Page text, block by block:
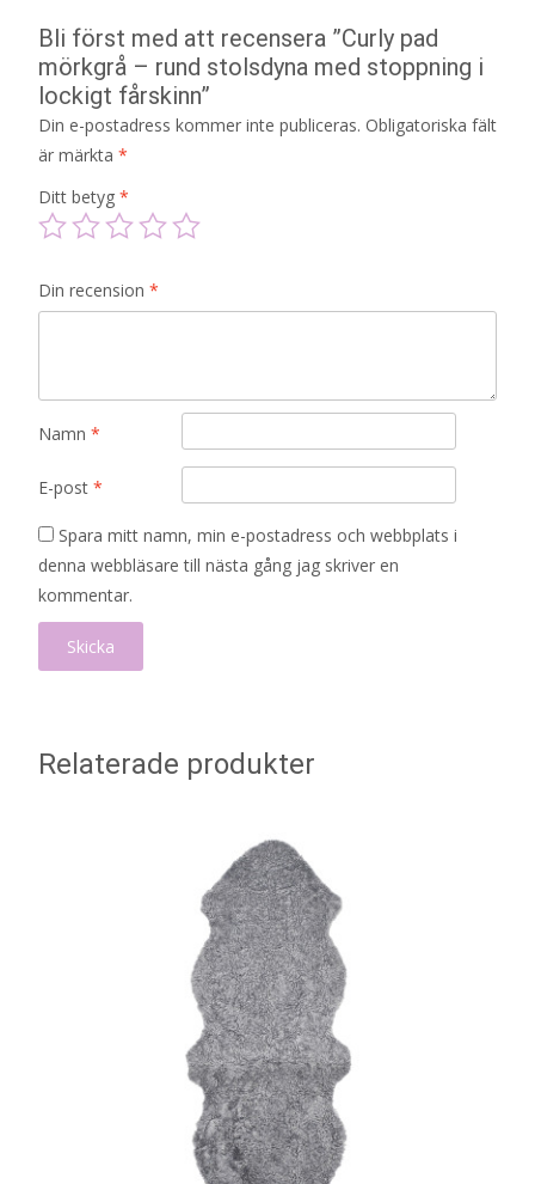
Bli först med att recensera ”Curly pad
mörkgrå – rund stolsdyna med stoppning i
lockigt fårskinn”
Din e-postadress kommer inte publiceras. Obligatoriska fält
är märkta *
Ditt betyg *
Din recension *
Namn *
E-post *
Spara mitt namn, min e-postadress och webbplats i
denna webbläsare till nästa gång jag skriver en
kommentar.
Relaterade produkter